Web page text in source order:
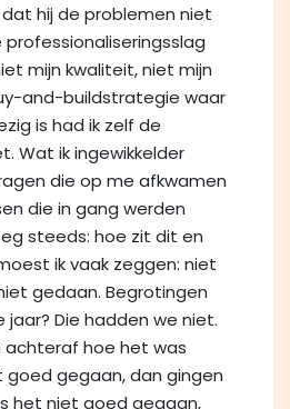
hij de problemen niet
professionaliseringsslag
mijn kwaliteit, niet mijn
and-buildstrategie waar
is had ik zelf de
Wat ik ingewikkelder
die op me afkwamen
die in gang werden
steeds: hoe zit dit en
ik vaak zeggen: niet
gedaan. Begrotingen
Die hadden we niet.
achteraf hoe het was
goed gegaan, dan gingen
het niet goed gegaan,